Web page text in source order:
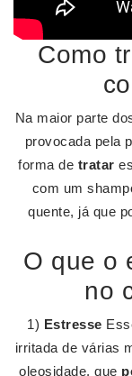
Como
Na maior parte
provocada pela
forma de tratar
com um
quente, já que
O que o
no
1) Estresse
irritada de várias
oleosidade, que